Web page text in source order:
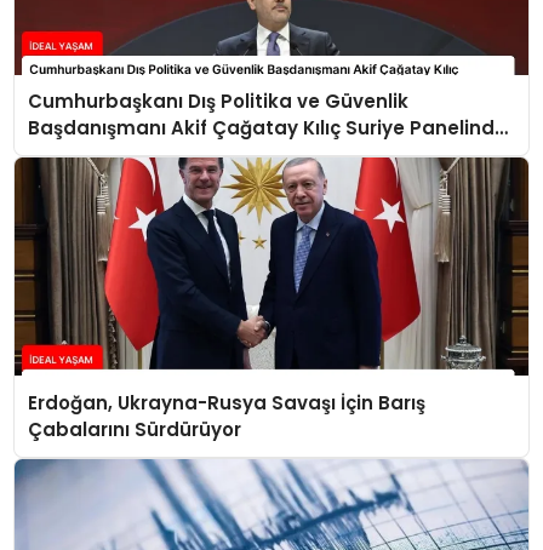
Cumhurbaşkanı Dış Politika ve Güvenlik
Başdanışmanı Akif Çağatay Kılıç Suriye Panelinde
Konuştu
Erdoğan, Ukrayna-Rusya Savaşı İçin Barış
Çabalarını Sürdürüyor